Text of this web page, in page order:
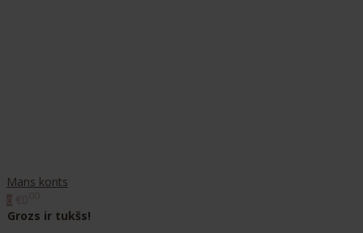
Mans konts
Grozs ir tukšs!